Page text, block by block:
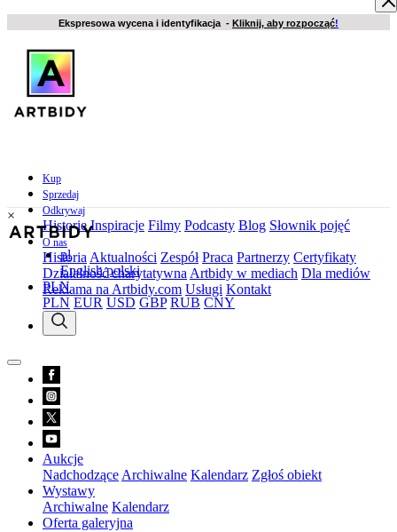
Ekspresowa wycena i identyfikacja - Kliknij, aby rozpocząć!
Kup
Sprzedaj
Odkrywaj
Historie Inspiracje Filmy Podcasty Blog Słownik pojęć
O nas
Historia Aktualności Zespół Praca Partnerzy Certyfikaty
Działalność charytatywna Artbidy w mediach Dla mediów
Reklama na Artbidy.com Usługi Kontakt
×
pl
Englishpolski
PLN
PLN EUR USD GBP RUB CNY
Aukcje
Nadchodzące Archiwalne Kalendarz Zgłoś obiekt
Wystawy
Archiwalne Kalendarz
Oferta galeryjna